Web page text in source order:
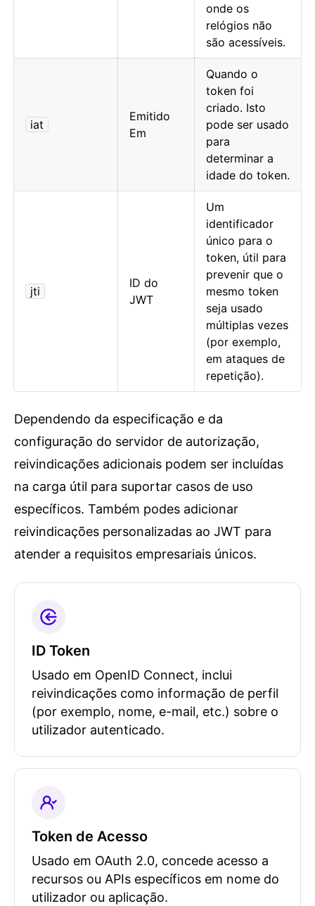
onde os
relógios não
são acessíveis.
iat
Emitido
Em
Quando o
token foi
criado. Isto
pode ser usado
para
determinar a
idade do token.
jti
ID do
JWT
Um
identificador
único para o
token, útil para
prevenir que o
mesmo token
seja usado
múltiplas vezes
(por exemplo,
em ataques de
repetição).
Dependendo da especificação e da
configuração do servidor de autorização,
reivindicações adicionais podem ser incluídas
na carga útil para suportar casos de uso
específicos. Também podes adicionar
reivindicações personalizadas ao JWT para
atender a requisitos empresariais únicos.
ID Token
Usado em OpenID Connect, inclui
reivindicações como informação de perfil
(por exemplo, nome, e-mail, etc.) sobre o
utilizador autenticado.
Token de Acesso
Usado em OAuth 2.0, concede acesso a
recursos ou APIs específicos em nome do
utilizador ou aplicação.